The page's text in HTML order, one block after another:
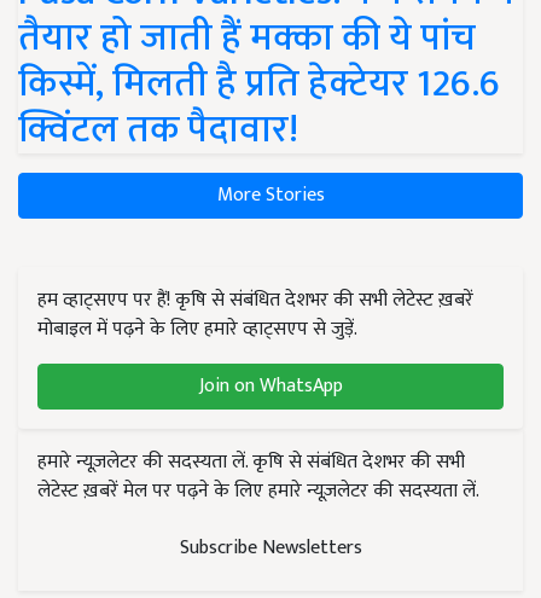
तैयार हो जाती हैं मक्का की ये पांच
किस्में, मिलती है प्रति हेक्टेयर 126.6
क्विंटल तक पैदावार!
More Stories
हम व्हाट्सएप पर हैं! कृषि से संबंधित देशभर की सभी लेटेस्ट ख़बरें
मोबाइल में पढ़ने के लिए हमारे व्हाट्सएप से जुड़ें.
Join on WhatsApp
हमारे न्यूज़लेटर की सदस्यता लें. कृषि से संबंधित देशभर की सभी
लेटेस्ट ख़बरें मेल पर पढ़ने के लिए हमारे न्यूज़लेटर की सदस्यता लें.
Subscribe Newsletters